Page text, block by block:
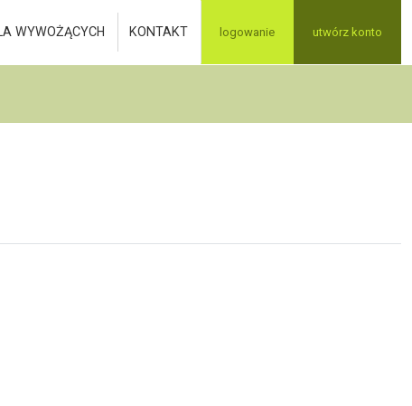
WYWOŻĄCYCH KONTAKT logowanie utwórz konto